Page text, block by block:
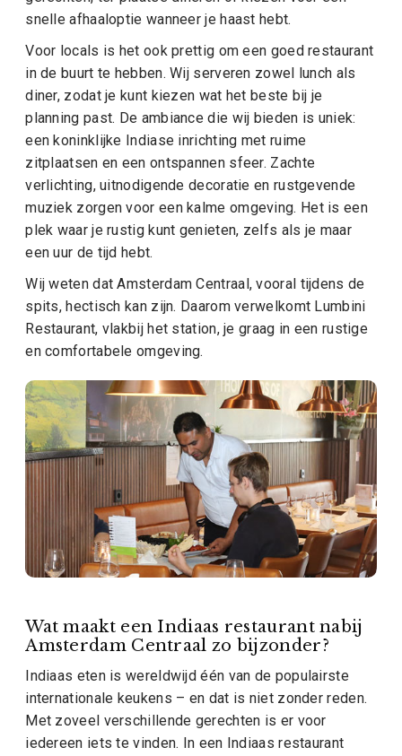
snelle afhaaloptie wanneer je haast hebt.
Voor locals is het ook prettig om een goed restaurant
in de buurt te hebben. Wij serveren zowel lunch als
diner, zodat je kunt kiezen wat het beste bij je
planning past. De ambiance die wij bieden is uniek:
een koninklijke Indiase inrichting met ruime
zitplaatsen en een ontspannen sfeer. Zachte
verlichting, uitnodigende decoratie en rustgevende
muziek zorgen voor een kalme omgeving. Het is een
plek waar je rustig kunt genieten, zelfs als je maar
een uur de tijd hebt.
Wij weten dat Amsterdam Centraal, vooral tijdens de
spits, hectisch kan zijn. Daarom verwelkomt Lumbini
Restaurant, vlakbij het station, je graag in een rustige
en comfortabele omgeving.
Wat maakt een Indiaas restaurant nabij
Amsterdam Centraal zo bijzonder?
Indiaas eten is wereldwijd één van de populairste
internationale keukens – en dat is niet zonder reden.
Met zoveel verschillende gerechten is er voor
iedereen iets te vinden. In een Indiaas restaurant